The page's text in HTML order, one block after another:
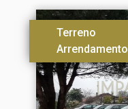
Terreno
Arrendamento